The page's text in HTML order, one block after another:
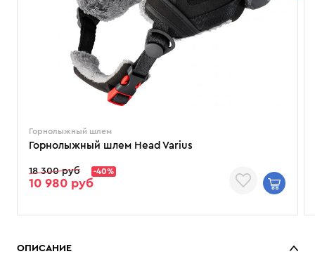
Горнолыжный шлем
Горнолыжный шлем Head Varius
18 300 руб -40%
10 980 руб
ОПИСАНИЕ